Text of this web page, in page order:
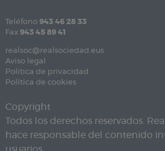
Teléfono 943 46 28 33
Fax 943 45 89 41
realsoc@realsociedad.eus
Aviso legal
Política de privacidad
Política de cookies
Copyright
Todos los derechos reservados.
hace responsable del contenido